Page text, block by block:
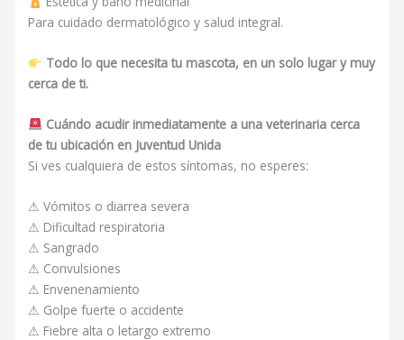
Para cuidado dermatológico y salud integral.
Todo lo que necesita tu mascota, en un solo lugar y muy
cerca de ti.
Cuándo acudir inmediatamente a una veterinaria cerca
de tu ubicación en Juventud Unida
Si ves cualquiera de estos síntomas, no esperes:
⚠ Vómitos o diarrea severa
⚠ Dificultad respiratoria
⚠ Sangrado
⚠ Convulsiones
⚠ Envenenamiento
⚠ Golpe fuerte o accidente
⚠ Fiebre alta o letargo extremo